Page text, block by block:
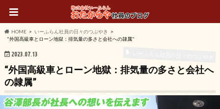
HOME
いーふらん社員の日々のつぶやき
"外国高級車とローン地獄：排気量の多さと会社への隷属"
2023.07.13
“外国高級車とローン地獄：排気量の多さと会社へ
の隷属”